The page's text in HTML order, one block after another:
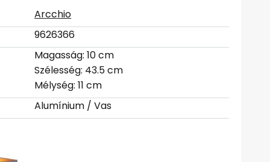
Arcchio
9626366
Magasság: 10 cm
Szélesség: 43.5 cm
Mélység: 11 cm
Alumínium / Vas